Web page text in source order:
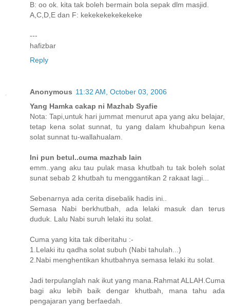
B: oo ok. kita tak boleh bermain bola sepak dlm masjid.
A,C,D,E dan F: kekekekekekekeke
---
hafizbar
Reply
Anonymous 11:32 AM, October 03, 2006
Yang Hamka cakap ni Mazhab Syafie
Nota: Tapi,untuk hari jummat menurut apa yang aku belajar,
tetap kena solat sunnat, tu yang dalam khubahpun kena
solat sunnat tu-wallahualam.
Ini pun betul..cuma mazhab lain
emm..yang aku tau pulak masa khutbah tu tak boleh solat
sunat sebab 2 khutbah tu menggantikan 2 rakaat lagi...
Sebenarnya ada cerita disebalik hadis ini..
Semasa Nabi berkhutbah, ada lelaki masuk dan terus
duduk. Lalu Nabi suruh lelaki itu solat.
Cuma yang kita tak diberitahu :-
1.Lelaki itu qadha solat subuh (Nabi tahulah...)
2.Nabi menghentikan khutbahnya semasa lelaki itu solat.
Jadi terpulanglah nak ikut yang mana.Rahmat ALLAH.Cuma
bagi aku lebih baik dengar khutbah, mana tahu ada
pengajaran yang berfaedah.